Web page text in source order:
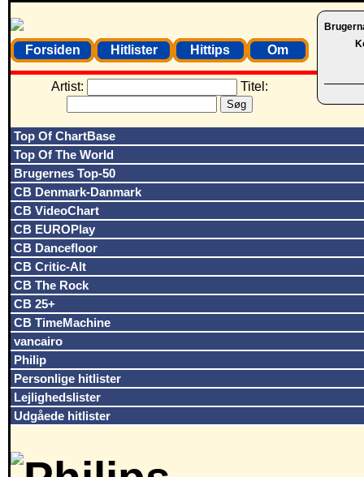
Forsiden Hitlister Hittips Om
Artist: Titel:
Top Of ChartBase
Top Of The World
Brugernes Top-50
CB Denmark-Danmark
CB VideoChart
CB EUROPlay
CB Dancefloor
CB Critic-Alt
CB The Rock
CB 25+
CB TimeMachine
vancairo
Philip
Personlige hitlister
Lejlighedslister
Udgåede hitlister